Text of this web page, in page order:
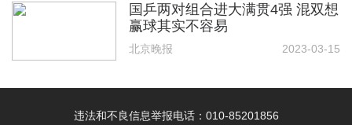
国乒两对组合进大满贯4强 混双想
赢球其实不容易
北京晚报 2023-03-15
违法和不良信息举报电话：010-85201856